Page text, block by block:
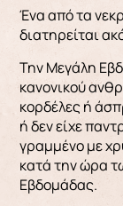
Ένα από τα
διατηρείται
Την Μεγάλη
κανονικού
κορδέλες ή
ή δεν είχε
γραμμένο με
κατά την ώρα
Εβδομάδας.